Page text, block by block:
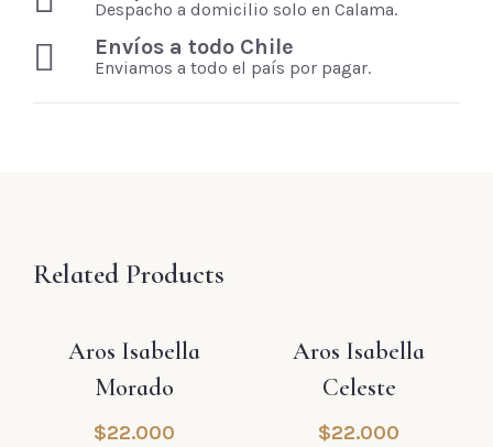
Despacho a domicilio solo en Calama.
Envíos a todo Chile
Enviamos a todo el país por pagar.
Related Products
Aros Isabella
Morado
$22.000
Aros Isabella
Celeste
$22.000